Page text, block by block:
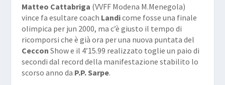
Matteo Cattabriga (VVFF Modena M.Menegola)
vince fa esultare coach Landicome fosse una finale
olimpica per jun 2000, ma c’è giusto il tempo di
ricomporsi che è già ora per una nuova puntata del
Ceccon Show e il 4’15.99 realizzato toglie un paio di
secondi dal record della manifestazione stabilito lo
scorso anno da P.P. Sarpe.